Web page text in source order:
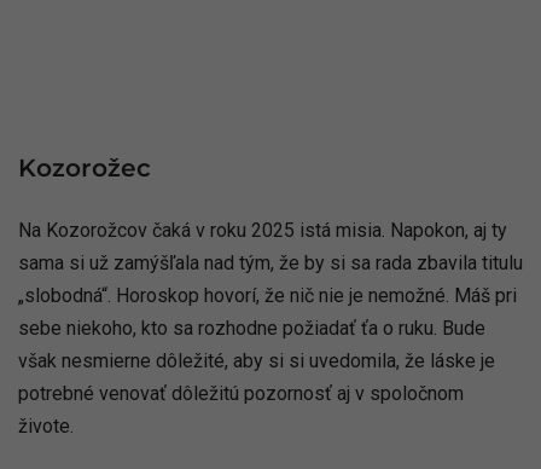
Kozorožec
Na Kozorožcov čaká v roku 2025 istá misia. Napokon, aj ty
sama si už zamýšľala nad tým, že by si sa rada zbavila titulu
„slobodná“. Horoskop hovorí, že nič nie je nemožné. Máš pri
sebe niekoho, kto sa rozhodne požiadať ťa o ruku. Bude
však nesmierne dôležité, aby si si uvedomila, že láske je
potrebné venovať dôležitú pozornosť aj v spoločnom
živote.